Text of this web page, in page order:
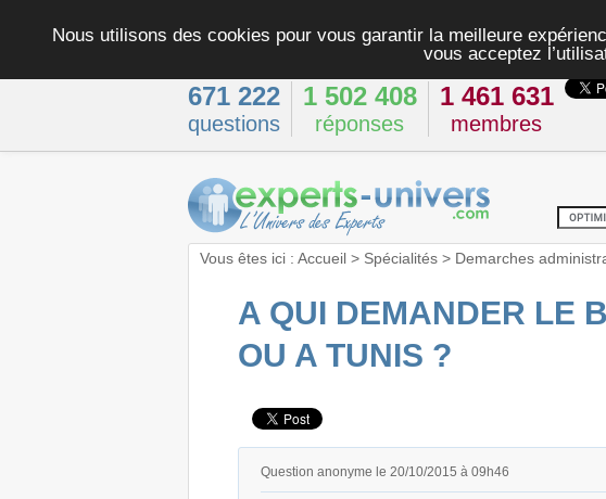
Nous utilisons des cookies pour vous garantir la meilleure
vous acceptez
671 222
questions
1 502 408
réponses
1 461 631
membres
Vous êtes ici : Accueil> Spécialités> Demarches
A QUI DEMANDER LE
OU A TUNIS ?
Question anonyme le 20/10/2015 à 09h46